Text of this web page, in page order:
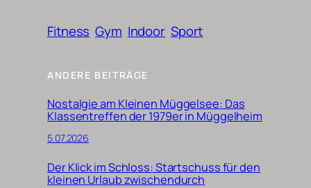
Fitness Gym Indoor Sport
ANDERE BEITRÄGE
Nostalgie am Kleinen Müggelsee: Das
Klassentreffen der 1979er in Müggelheim
5.07.2026
Der Klick im Schloss: Startschuss für den
kleinen Urlaub zwischendurch